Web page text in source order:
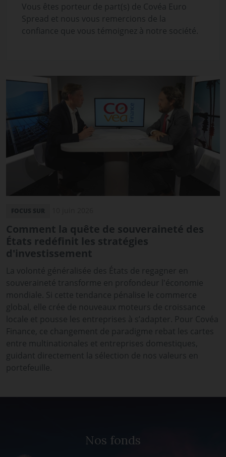
Vous êtes porteur de part(s) de Covéa Euro
Spread et nous vous remercions de la
confiance que vous témoignez à notre société.
Comment la quête de souveraineté des
États redéfinit les stratégies
d'investissement
La volonté généralisée des États de regagner en
souveraineté transforme en profondeur l'économie
mondiale. Si cette tendance pénalise le commerce
global, elle crée de nouveaux moteurs de croissance
locale et pousse les entreprises à s’adapter. Pour Covéa
Finance, ce changement de paradigme rebat les cartes
entre multinationales et entreprises domestiques,
guidant directement la sélection de nos valeurs en
portefeuille.
Nos fonds